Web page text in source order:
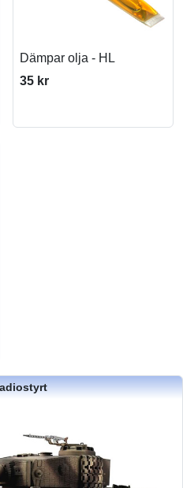
Dämpar olja - HL
35 kr